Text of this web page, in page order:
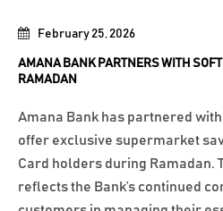
February 25, 2026
AMANA BANK PARTNERS WITH
RAMADAN
Amana Bank has partnered
offer exclusive supermarket
Card holders during Ramadan.
reflects the Bank’s continued